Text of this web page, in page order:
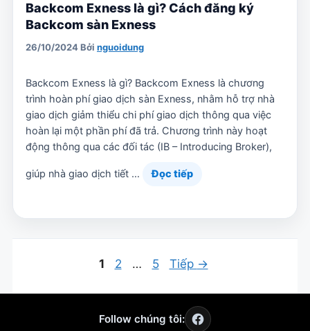
Backcom Exness là gì? Cách đăng ký
Backcom sàn Exness
26/10/2024Bởi nguoidung
Backcom Exness là gì? Backcom Exness là chương
trình hoàn phí giao dịch sàn Exness, nhằm hỗ trợ nhà
giao dịch giảm thiểu chi phí giao dịch thông qua việc
hoàn lại một phần phí đã trả. Chương trình này hoạt
động thông qua các đối tác (IB – Introducing Broker),
giúp nhà giao dịch tiết … Đọc tiếp
Trang
1 Trang
2 … Trang
5 Tiếp →
Follow chúng tôi: